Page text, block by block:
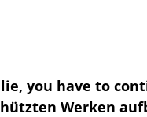
you have to
Werken